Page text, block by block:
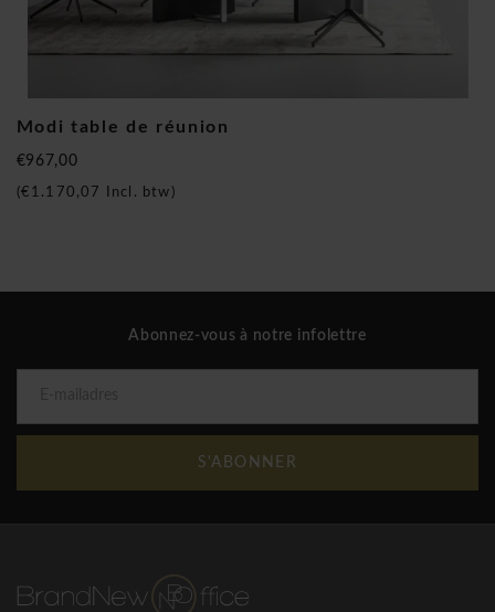
Modi table de réunion
€967,00
(€1.170,07 Incl. btw)
Abonnez-vous à notre infolettre
S'ABONNER